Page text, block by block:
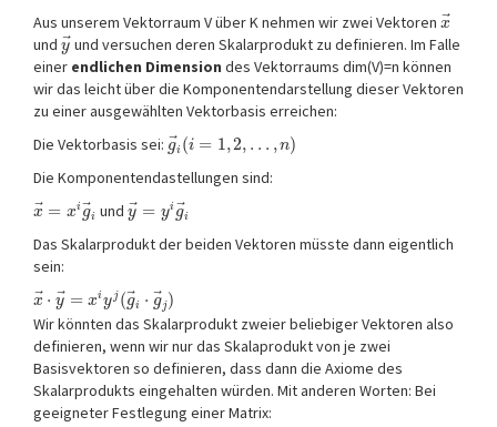
Aus unserem Vektorraum V über K nehmen wir zwei Vektoren x⃗
und y ⃗
und versuchen deren Skalarprodukt zu definieren. Im Falle
einer endlichen Dimension des Vektorraums dim(V)=n können
wir das leicht über die Komponentendarstellung dieser Vektoren
zu einer ausgewählten Vektorbasis erreichen:
Die Vektorbasis sei: g⃗i (i = 1 ,2, … , n)
Die Komponentendastellungen sind:
x⃗ = xi g ⃗
i undy = yi g⃗i
Das Skalarprodukt der beiden Vektoren müsste dann eigentlich
sein:
x⃗ ⋅ y = xiy j (g ⃗
i ⋅ g ⃗
j)
Wir könnten das Skalarprodukt zweier beliebiger Vektoren also
definieren, wenn wir nur das Skalaprodukt von je zwei
Basisvektoren so definieren, dass dann die Axiome des
Skalarprodukts eingehalten würden. Mit anderen Worten: Bei
geeigneter Festlegung einer Matrix: